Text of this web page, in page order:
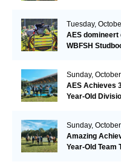
Tuesday,
AES domineert
WBFSH
Sunday,
AES Achieves
Year-Old
Sunday,
Amazing
Year-Old Team